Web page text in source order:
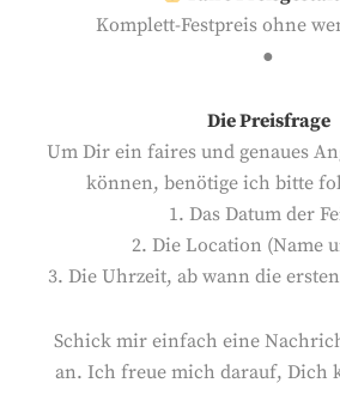
Komplett-Festpreis ohne
●
Die Preisfrage
Um Dir ein faires und genaues
können, benötige ich bitte
1. Das Datum der
2. Die Location (Name
3. Die Uhrzeit, ab wann die
Schick mir einfach eine
an. Ich freue mich darauf, Dich